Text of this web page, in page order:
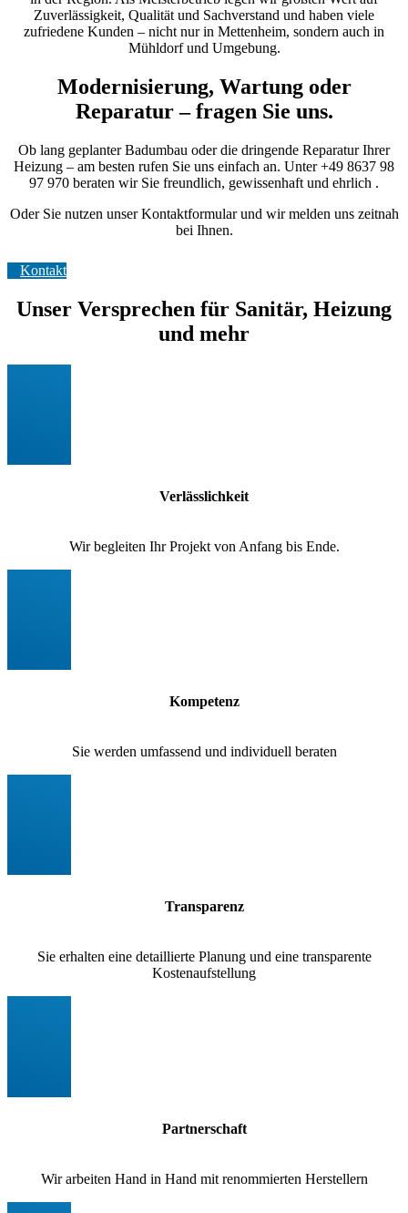
Zuverlässigkeit, Qualität und Sachverstand und haben viele
zufriedene Kunden – nicht nur in Mettenheim, sondern auch in
Mühldorf und Umgebung.
Modernisierung, Wartung oder
Reparatur – fragen Sie uns.
Ob lang geplanterBadumbau oder die dringende ReparaturIhrer
Heizung – am besten rufen Sie uns einfach an. Unter +49 8637 98
97 970 beraten wir Sie freundlich, gewissenhaft und ehrlich .
Oder Sie nutzen unser Kontaktformular und wir melden uns zeitnah
bei Ihnen.
Kontakt
Unser Versprechen für Sanitär, Heizung
und mehr
Verlässlichkeit
Wir begleiten Ihr Projekt von Anfang bis Ende.
Kompetenz
Sie werden umfassend und individuell beraten
Transparenz
Sie erhalten eine detaillierte Planung und eine transparente
Kostenaufstellung
Partnerschaft
Wir arbeiten Hand in Hand mit renommierten Herstellern